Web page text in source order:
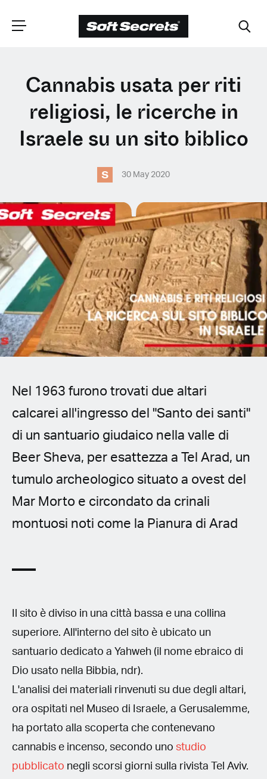
SCEGLI LA
TUA POSIZIONE
Dutch
English (United Kingdom)
English (United States)
Spanish (Spain)
Spanish (Latin America)
German
French
Czech
Polish
Cannabis usata per riti
religiosi, le ricerche in
Israele su un sito biblico
S 30 May 2020
Nel 1963 furono trovati due altari
calcarei all'ingresso del "Santo dei santi"
di un santuario giudaico nella valle di
Beer Sheva, per esattezza a Tel Arad, un
tumulo archeologico situato a ovest del
Mar Morto e circondato da crinali
montuosi noti come la Pianura di Arad
Il sito è diviso in una città bassa e una collina
superiore. All'interno del sito è ubicato un
santuario dedicato a Yahweh (il nome ebraico di
Dio usato nella Bibbia, ndr).
L'analisi dei materiali rinvenuti su due degli altari,
ora ospitati nel Museo di Israele, a Gerusalemme,
ha portato alla scoperta che contenevano
cannabis e incenso, secondo uno studio
pubblicato negli scorsi giorni sulla rivista Tel Aviv.